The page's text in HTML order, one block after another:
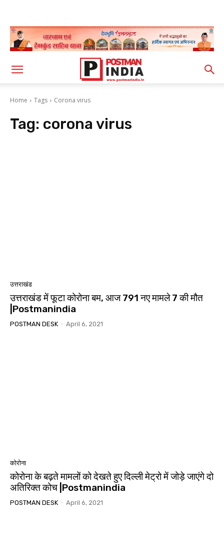
Home Tags Corona virus
Tag: corona virus
उत्तराखंड
उत्तराखंड में फूटा कोरोना बम, आज 791 नए मामले 7 की मौत
|Postmanindia
POSTMAN DESK - April 6, 2021
कोरोना
कोरोना के बढ़ते मामलों को देखते हुए दिल्ली मेट्रो में जोड़े जाएंगे दो
अतिरिक्त कोच |Postmanindia
POSTMAN DESK - April 6, 2021